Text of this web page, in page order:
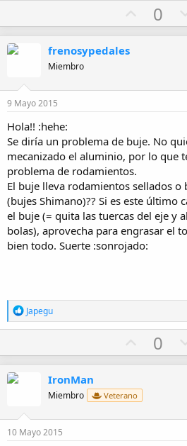
U
p
e
0
frenosypedales
Miembro
9 Mayo 2015
Hola!! :hehe:
Se diría un problema de buje. No
mecanizado el aluminio, por lo que
problema de rodamientos.
El buje lleva rodamientos sellados o
(bujes Shimano)?? Si es este último
el buje (= quita las tuercas del eje y
bolas), aprovecha para engrasar el
bien todo. Suerte :sonrojado:
R
e
a
c
Japegu
U
p
o
t
e
0
IronMan
Miembro Veterano
10 Mayo 2015